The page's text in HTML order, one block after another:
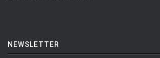
NEWSLETTER